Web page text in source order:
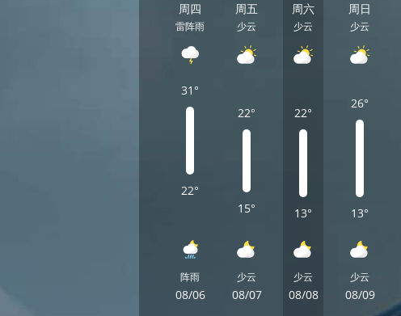
周四
雷阵雨
31°
22°
阵雨
08/06
周五
少云
22°
15°
少云
08/07
周六
少云
22°
13°
少云
08/08
周日
少云
26°
13°
少云
08/09